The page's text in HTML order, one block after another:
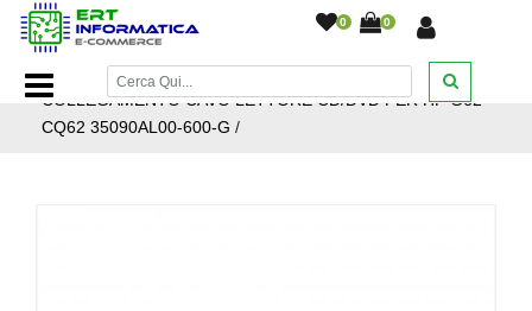
0 0
Home Page/Ricambi Notebook/Flat/FLAT
COLLEGAMENTO CAVO LETTORE CD/DVD PER HP G62
CQ62 35090AL00-600-G /